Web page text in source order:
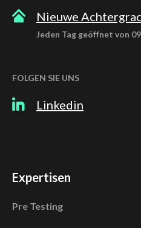
Nieuwe
Jeden Tag geöffnet von
FOLGEN SIE UNS
Linkedin
Expertisen
Pre Testing